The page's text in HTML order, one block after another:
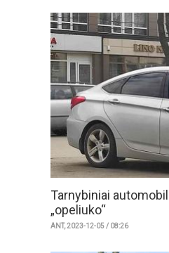
Tarnybiniai
„opeliuko“
ANT, 2023-12-05 / 08:26